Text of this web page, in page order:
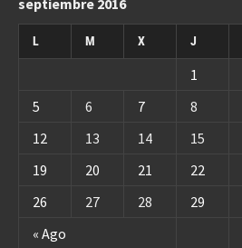
L M X J
« Ago
1
5
6 7 8
12
13 14 15
19
20 21 22
26
27 28 29